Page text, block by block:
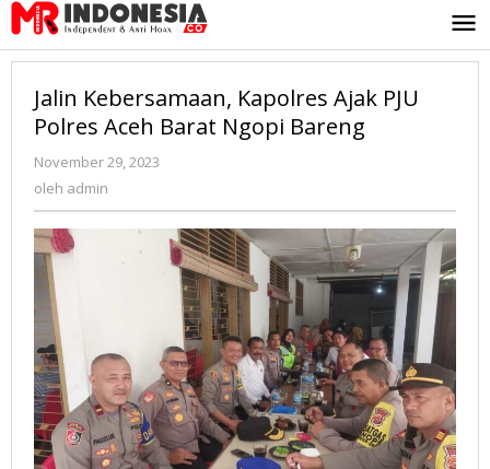
Lewati
ke
konten
Jalin Kebersamaan, Kapolres Ajak PJU
Polres Aceh Barat Ngopi Bareng
November 29, 2023
oleh admin